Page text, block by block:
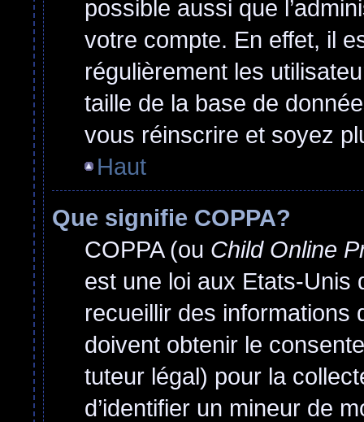
possible aussi que
votre compte. En effet, il
régulièrement les
taille de la base de
vous réinscrire et soyez
Haut
Que signifie COPPA?
COPPA (ou Child Online
est une loi aux Etats-Unis
recueillir des informations
doivent obtenir le
tuteur légal) pour la
d’identifier un mineur de